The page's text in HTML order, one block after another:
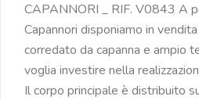
CAPANNORI _ RIF. V0843 A
Capannori disponiamo in
corredato da capanna e ampio
voglia investire nella
Il corpo principale è distribuito